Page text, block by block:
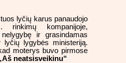
lyčių karus panaudojo
kompanijoje,
ir grasindamas
lyčių lygybės ministeriją.
moterys buvo pirmose
neatsisveikinu“